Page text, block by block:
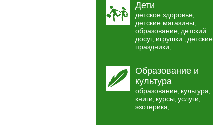
Дети
детское здоровье,
детские магазины,
образование, детский
досуг, игрушки , детские
праздники,
Образование и
культура
образование, культура,
книги, курсы, услуги,
эзотерика,